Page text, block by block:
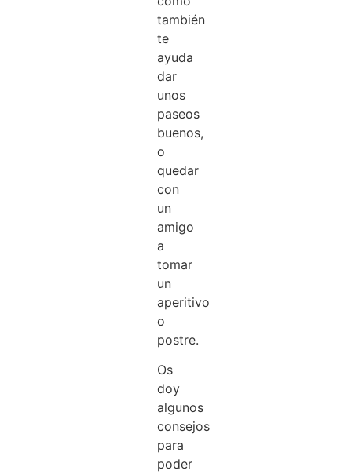
también
te
ayuda
dar
unos
paseos
buenos,
o
quedar
con
un
amigo
a
tomar
un
aperitivo
o
postre.
Os
doy
algunos
consejos
para
poder